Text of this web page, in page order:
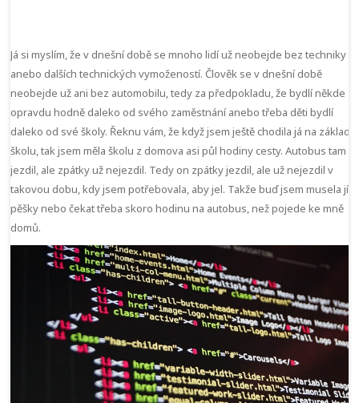
Já si myslím, že v dnešní době se mnoho lidí už neobejde bez techniky
anebo dalších technických vymožeností. Člověk se v dnešní době
neobejde už ani bez automobilu, tedy za předpokladu, že bydlí někde
opravdu hodně daleko od svého zaměstnání anebo třeba děti bydlí
daleko od své školy. Řeknu vám, že když jsem ještě chodila já na základní
školu, tak jsem měla školu z domova asi půl hodiny cesty. Autobus tam
jezdil, ale zpátky už nejezdil. Tedy on zpátky jezdil, ale už nejezdil v
takovou dobu, kdy jsem potřebovala, aby jel. Takže buď jsem musela jít
pěšky nebo čekat třeba skoro hodinu na autobus, než pojede ke mně
domů.